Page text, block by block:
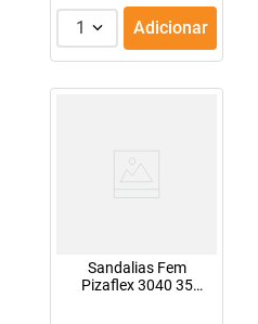
1 Adicionar
Sandalias Fem
Pizaflex 3040 35